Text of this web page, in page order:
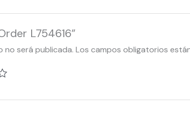
L754616”
no será publicada. Los campos obligatorios